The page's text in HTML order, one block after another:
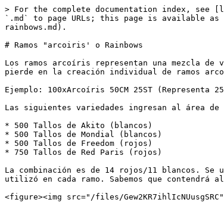
> For the complete documentation index, see
`.md` to page URLs; this page is available as
rainbows.md).
# Ramos "arcoiris' o Rainbows
Los ramos arcoíris representan una mezcla
pierde en la creación individual de ramos
Ejemplo: 100xArcoíris 50CM 25ST (Representa
Las siguientes variedades ingresan al área de
* 500 Tallos de Akito (blancos)
* 500 Tallos de Mondial (blancos)
* 500 Tallos de Freedom (rojos)
* 750 Tallos de Red Paris (rojos)
La combinación es de 14 rojos/11 blancos.
utilizó en cada ramo. Sabemos que contendrá